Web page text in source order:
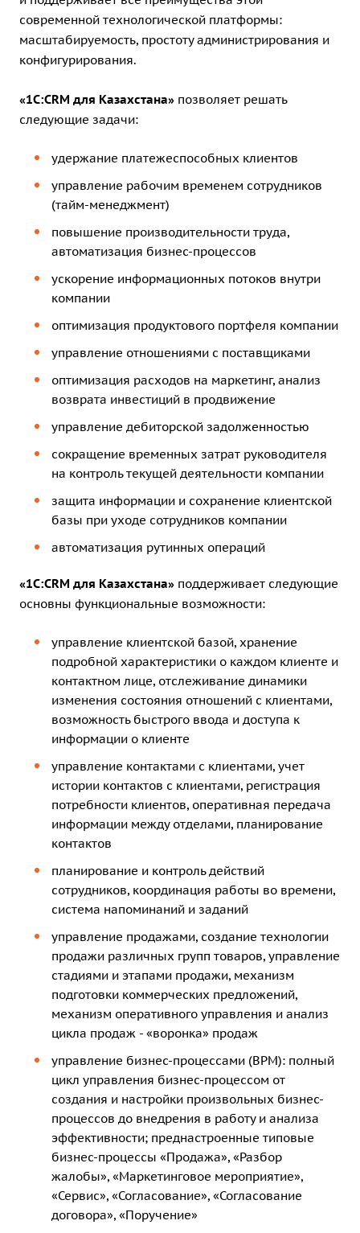
современной технологической платформы:
масштабируемость, простоту администрирования и
конфигурирования.
«1С:CRM для Казахстана» позволяет решать
следующие задачи:
удержание платежеспособных клиентов
управление рабочим временем сотрудников
(тайм-менеджмент)
повышение производительности труда,
автоматизация бизнес-процессов
ускорение информационных потоков внутри
компании
оптимизация продуктового портфеля компании
управление отношениями с поставщиками
оптимизация расходов на маркетинг, анализ
возврата инвестиций в продвижение
управление дебиторской задолженностью
сокращение временных затрат руководителя
на контроль текущей деятельности компании
защита информации и сохранение клиентской
базы при уходе сотрудников компании
автоматизация рутинных операций
«1С:CRM для Казахстана» поддерживает следующие
основны функциональные возможности:
управление клиентской базой, хранение
подробной характеристики о каждом клиенте и
контактном лице, отслеживание динамики
изменения состояния отношений с клиентами,
возможность быстрого ввода и доступа к
информации о клиенте
управление контактами с клиентами, учет
истории контактов с клиентами, регистрация
потребности клиентов, оперативная передача
информации между отделами, планирование
контактов
планирование и контроль действий
сотрудников, координация работы во времени,
система напоминаний и заданий
управление продажами, создание технологии
продажи различных групп товаров, управление
стадиями и этапами продажи, механизм
подготовки коммерческих предложений,
механизм оперативного управления и анализ
цикла продаж - «воронка» продаж
управление бизнес-процессами (BPM): полный
цикл управления бизнес-процессом от
создания и настройки произвольных бизнес-
процессов до внедрения в работу и анализа
эффективности; преднастроенные типовые
бизнес-процессы «Продажа», «Разбор
жалобы», «Маркетинговое мероприятие»,
«Сервис», «Согласование», «Согласование
договора», «Поручение»